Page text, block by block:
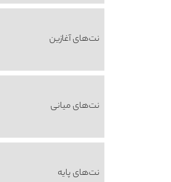
نت‌های آغازین
نت‌های میانی
نت‌های پایه